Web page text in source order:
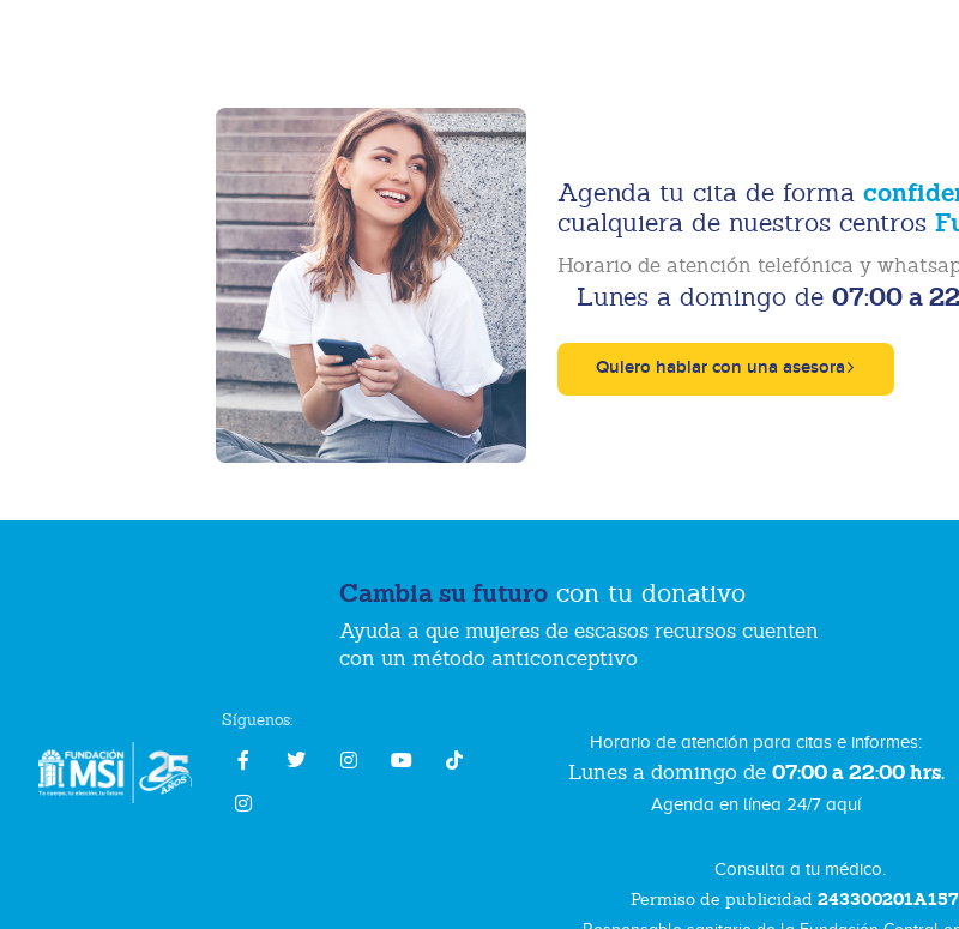
Agenda tu cita de forma
cualquiera de nuestros centros
Horario de atención telefónica y
Lunes a domingo de 07:00 a
Quiero hablar con una asesora
Cambia su futuro con tu donativo
Ayuda a que mujeres de escasos recursos cuenten
con un método anticonceptivo
Síguenos:
Horario de atención para citas e informes:
Lunes a domingo de 07:00 a 22:00 hrs.
Agenda en línea 24/7 aquí
Consulta a tu médico.
Permiso de publicidad